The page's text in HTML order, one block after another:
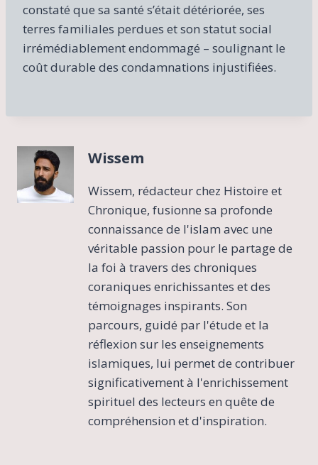
constaté que sa santé s’était détériorée, ses
terres familiales perdues et son statut social
irrémédiablement endommagé – soulignant le
coût durable des condamnations injustifiées.
Wissem
Wissem, rédacteur chez Histoire et
Chronique, fusionne sa profonde
connaissance de l'islam avec une
véritable passion pour le partage de
la foi à travers des chroniques
coraniques enrichissantes et des
témoignages inspirants. Son
parcours, guidé par l'étude et la
réflexion sur les enseignements
islamiques, lui permet de contribuer
significativement à l'enrichissement
spirituel des lecteurs en quête de
compréhension et d'inspiration.